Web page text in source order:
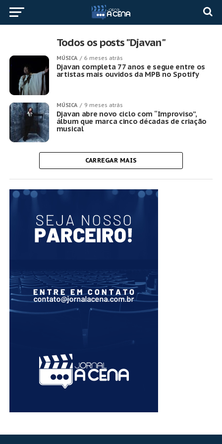
Todos os posts "Djavan"
MÚSICA 6 meses atrás
Djavan completa 77 anos e segue entre os
artistas mais ouvidos da MPB no Spotify
MÚSICA 9 meses atrás
Djavan abre novo ciclo com “Improviso”,
álbum que marca cinco décadas de criação
musical
CARREGAR MAIS